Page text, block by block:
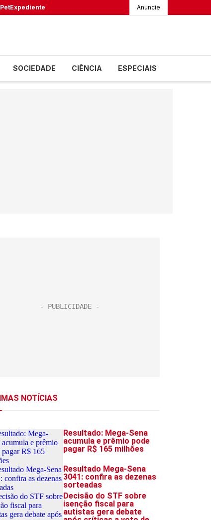
PetExpediente Anuncie
SOCIEDADE CIÊNCIA ESPECIAIS